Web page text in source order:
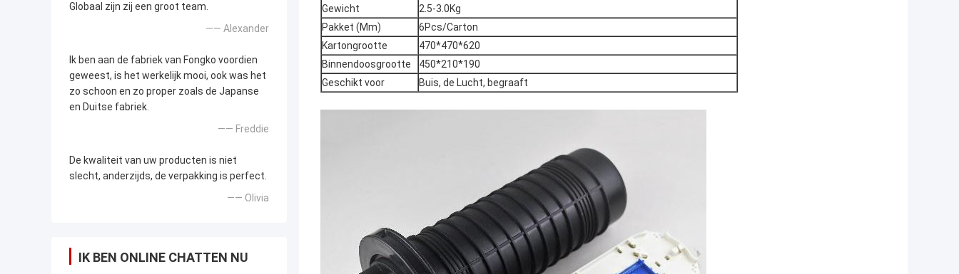
Globaal zijn zij een groot team.
—— Alexander
Ik ben aan de fabriek van Fongko voordien
geweest, is het werkelijk mooi, ook was het
zo schoon en zo proper zoals de Japanse
en Duitse fabriek.
—— Freddie
De kwaliteit van uw producten is niet
slecht, anderzijds, de verpakking is perfect.
—— Olivia
IK BEN ONLINE CHATTEN NU
Gewicht
2.5-3.0Kg
Pakket (Mm)
6Pcs/Carton
Kartongrootte
470*470*620
Binnendoosgrootte
450*210*190
Geschikt voor
Buis, de Lucht, begraaft